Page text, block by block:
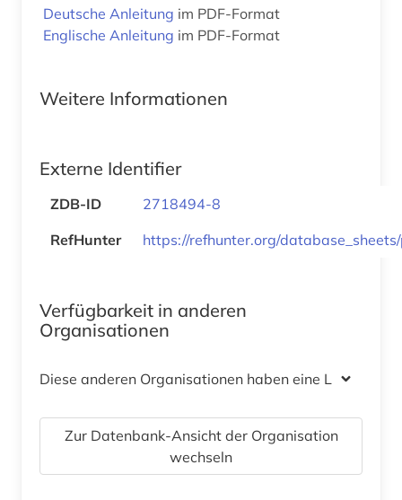
Deutsche Anleitung im PDF-Format
Englische Anleitung im PDF-Format
Weitere Informationen
Externe Identifier
ZDB-ID
2718494-8
RefHunter
https://refhunter.org/
Verfügbarkeit in anderen
Organisationen
Diese anderen Organisationen haben eine Lizenz
Zur Datenbank-Ansicht der Organisation
wechseln